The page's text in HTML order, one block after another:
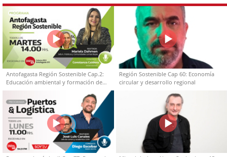
Antofagasta Región Sostenible Cap.2:
Educación ambiental y formación de
capacidades técnicas
Región Sostenible Cap 60: Economía
circular y desarrollo regional